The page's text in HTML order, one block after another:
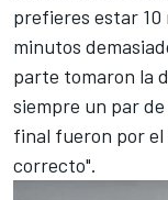
prefieres estar 10
minutos
parte tomaron la
siempre un par
final fueron por el
correcto".